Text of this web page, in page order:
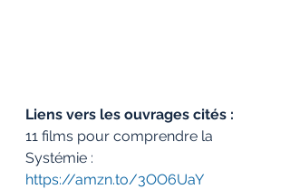
Liens vers les ouvrages cités :
11 films pour comprendre la
Systémie :
https://amzn.to/3OO6UaY